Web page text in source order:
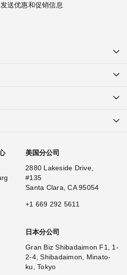
送优惠和促销信息
美国分公司
2880 Lakeside Drive,
#135
Santa Clara, CA 95054
+1 669 292 5611
日本分公司
Gran Biz Shibadaimon F1, 1-
2-4, Shibadaimon, Minato-
ku, Tokyo